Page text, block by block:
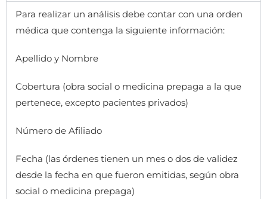
Para realizar un análisis debe contar con una orden
médica que contenga la siguiente información:
Apellido y Nombre
Cobertura (obra social o medicina prepaga a la que
pertenece, excepto pacientes privados)
Número de Afiliado
Fecha (las órdenes tienen un mes o dos de validez
desde la fecha en que fueron emitidas, según obra
social o medicina prepaga)